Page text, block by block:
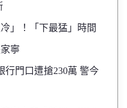
」！「下最猛」時間
寧
行門口遭搶230萬 警今